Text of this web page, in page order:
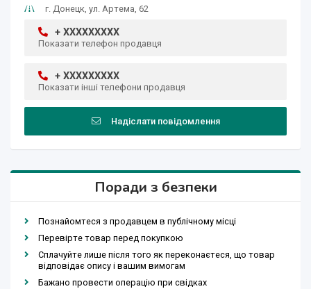
г. Донецк, ул. Артема, 62
+ XXXXXXXXX
Показати телефон продавця
+ XXXXXXXXX
Показати інші телефони продавця
Надіслати повідомлення
Поради з безпеки
Познайомтеся з продавцем в публічному місці
Перевірте товар перед покупкою
Сплачуйте лише після того як переконаєтеся, що товар
відповідає опису і вашим вимогам
Бажано провести операцію при свідках